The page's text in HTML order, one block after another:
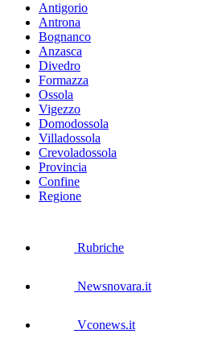
Antigorio
Antrona
Bognanco
Anzasca
Divedro
Formazza
Ossola
Vigezzo
Domodossola
Villadossola
Crevoladossola
Provincia
Confine
Regione
Rubriche
Newsnovara.it
Vconews.it